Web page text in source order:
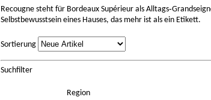
Recougne steht für Bordeaux Supérieur als
Selbstbewusstsein eines Hauses, das mehr ist als ein Etikett.
Sortierung
Suchfilter
Region